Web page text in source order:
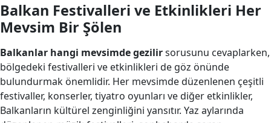
Balkan Festivalleri ve Etkinlikleri Her
Mevsim Bir Şölen
Balkanlar hangi mevsimde gezilirsorusunu cevaplarken,
bölgedeki festivalleri ve etkinlikleri de göz önünde
bulundurmak önemlidir. Her mevsimde düzenlenen çeşitli
festivaller, konserler, tiyatro oyunları ve diğer etkinlikler,
Balkanların kültürel zenginliğini yansıtır. Yaz aylarında